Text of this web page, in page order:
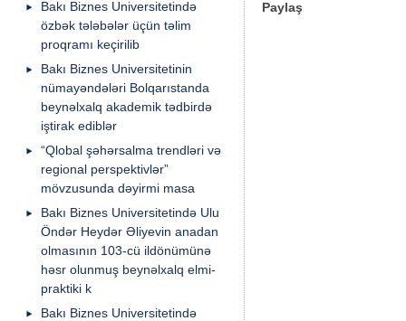
Bakı Biznes Universitetində
özbək tələbələr üçün təlim
proqramı keçirilib
Bakı Biznes Universitetinin
nümayəndələri Bolqarıstanda
beynəlxalq akademik tədbirdə
iştirak ediblər
“Qlobal şəhərsalma trendləri və
regional perspektivlər”
mövzusunda dəyirmi masa
Bakı Biznes Universitetində Ulu
Öndər Heydər Əliyevin anadan
olmasının 103-cü ildönümünə
həsr olunmuş beynəlxalq elmi-
praktiki k
Bakı Biznes Universitetində
Paylaş